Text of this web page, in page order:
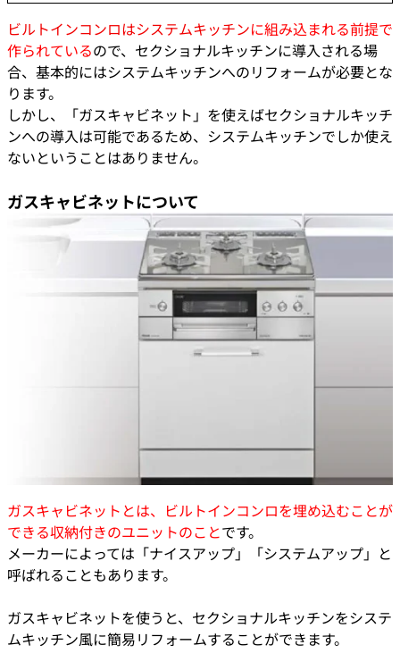
ビルトインコンロはシステムキッチンに組み込まれる前提で
作られているので、セクショナルキッチンに導入される場
合、基本的にはシステムキッチンへのリフォームが必要とな
ります。
しかし、「ガスキャビネット」を使えばセクショナルキッチ
ンへの導入は可能であるため、システムキッチンでしか使え
ないということはありません。
ガスキャビネットについて
ガスキャビネットとは、ビルトインコンロを埋め込むことが
できる収納付きのユニットのことです。
メーカーによっては「ナイスアップ」「システムアップ」と
呼ばれることもあります。
ガスキャビネットを使うと、セクショナルキッチンをシステ
ムキッチン風に簡易リフォームすることができます。